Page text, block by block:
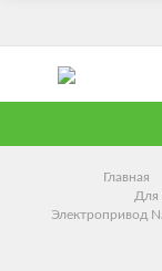
Главная
Для
Электропривод